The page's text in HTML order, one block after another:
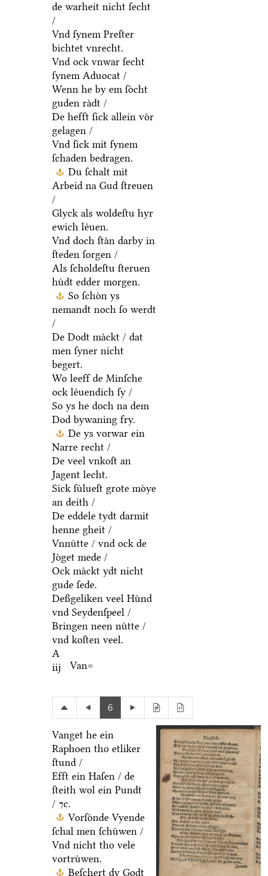
de warheit nicht ſecht
/
Vnd ſynem Preſter
bichtet vnrecht.
Vnd ock vnwar ſecht
ſynem Aduocat /
Wenn he by em ſoͤcht
guden raͤdt /
De hefft ſick allein voͤr
gelagen /
Vnd ſick mit ſynem
ſchaden bedragen.
Du ſchalt mit
Arbeid na Gud ſtreuen
/
Glyck als woldeſtu hyr
ewich leͤuen.
Vnd doch ſtaͤn darby in
ſteden ſorgen /
Als ſcholdeſtu ſteruen
huͤdt edder morgen.
So ſchoͤn ys
nemandt noch ſo werdt
/
De Dodt maͤckt / dat
men ſyner nicht
begert.
Wo leeff de Minſche
ock leͤuendich ſy /
So ys he doch na dem
Dod bywaning fry.
De ys vorwar ein
Narre recht /
De veel vnkoſt an
Jagent lecht.
Sick ſuͤlueſt grote moͤye
an deith /
De eddele tydt darmit
henne gheit /
Vnnuͤtte / vnd ock de
Joͤget mede /
Ock maͤckt ydt nicht
gude ſede.
Deßgeliken veel Huͤnd
vnd Seydenſpeel /
Bringen neen nuͤtte /
vnd koſten veel.
A
iij
Van=
6
Vanget he ein
Raphoen tho etliker
ſtund /
Efft ein Haſen / de
ſteith wol ein Pundt
/ ⁊c.
Vorſoͤnde Vyende
ſchal men ſchuͤwen /
Vnd nicht tho vele
vortruͤwen.
Beſchert dy Godt